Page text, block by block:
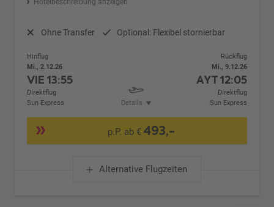
Hotelbeschreibung anzeigen
Ohne Transfer Optional: Flexibel stornierbar
Hinflug
Mi., 2.12.26
VIE13:55
Direktflug
Sun Express
Details
Rückflug
Mi., 9.12.26
AYT12:05
Direktflug
Sun Express
p.P. ab €493,-
Alternative Flugzeiten